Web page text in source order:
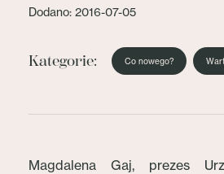
Dodano: 2016-07-05
Kategorie: Co nowego?
Magdalena Gaj, prezes